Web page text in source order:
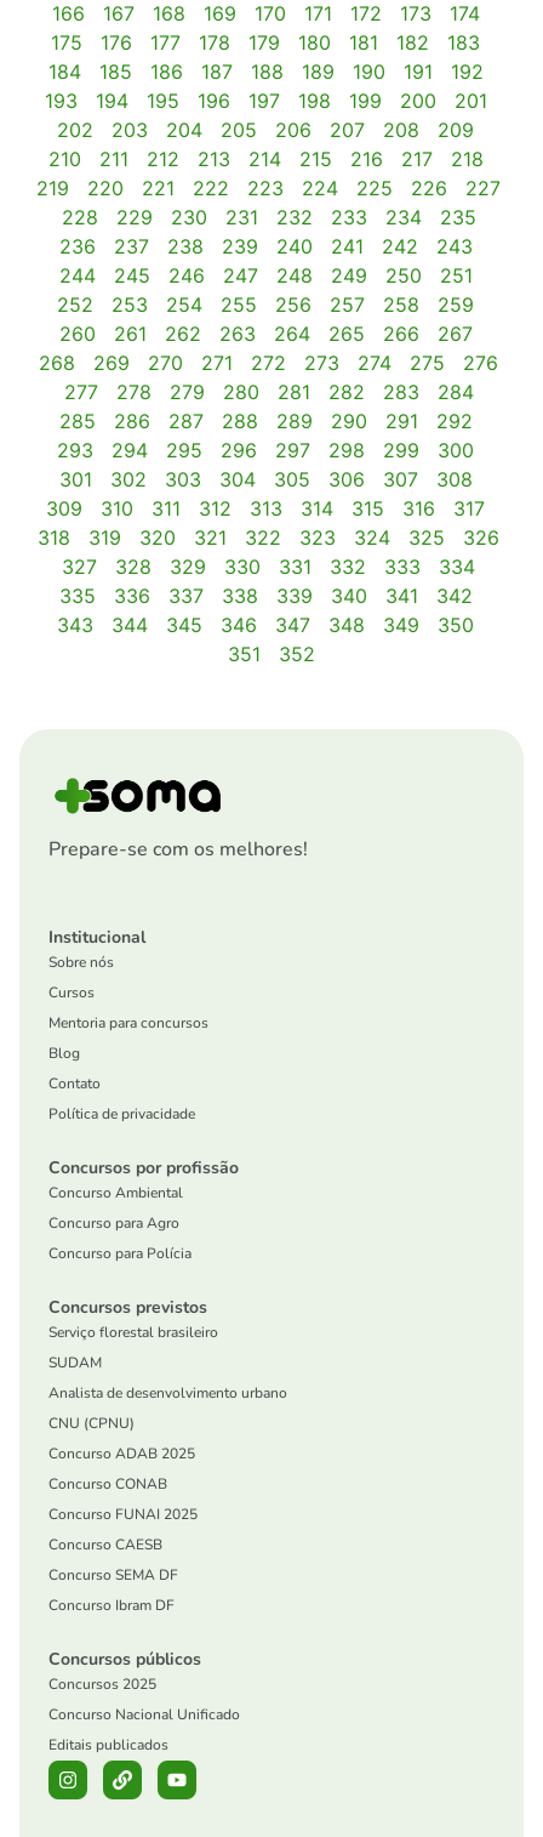
166
167 168 169 170 171 172 173
174
175
176 177 178 179 180 181 182
183
184
185 186 187 188 189 190 191
192
193
194 195 196 197 198 199 200
201
202
203 204 205 206 207 208
209
210
211 212 213 214 215 216 217
218
219
220 221 222 223 224 225 226
227
228
229 230 231 232 233 234
235
236
237 238 239 240 241 242
243
244
245 246 247 248 249 250
251
252
253 254 255 256 257 258
259
260
261 262 263 264 265 266
267
268
269 270 271 272 273 274 275
276
277
278 279 280 281 282 283
284
285
286 287 288 289 290 291
292
293
294 295 296 297 298 299
300
301
302 303 304 305 306 307
308
309
310 311 312 313 314 315 316
317
318
319 320 321 322 323 324 325
326
327
328 329 330 331 332 333
334
335
336 337 338 339 340 341
342
343
344 345 346 347 348 349
350
351
352
Prepare-se com os melhores!
Institucional
Sobre nós
Cursos
Mentoria para concursos
Blog
Contato
Política de privacidade
Concursos por profissão
Concurso Ambiental
Concurso para Agro
Concurso para Polícia
Concursos previstos
Serviço florestal brasileiro
SUDAM
Analista de desenvolvimento urbano
CNU (CPNU)
Concurso ADAB 2025
Concurso CONAB
Concurso FUNAI 2025
Concurso CAESB
Concurso SEMA DF
Concurso Ibram DF
Concursos públicos
Concursos 2025
Concurso Nacional Unificado
Editais publicados